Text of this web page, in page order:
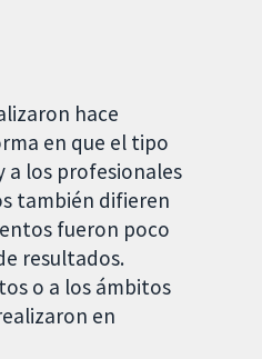
hace
en que el tipo
los profesionales
también difieren
fueron poco
resultados.
o a los ámbitos
en